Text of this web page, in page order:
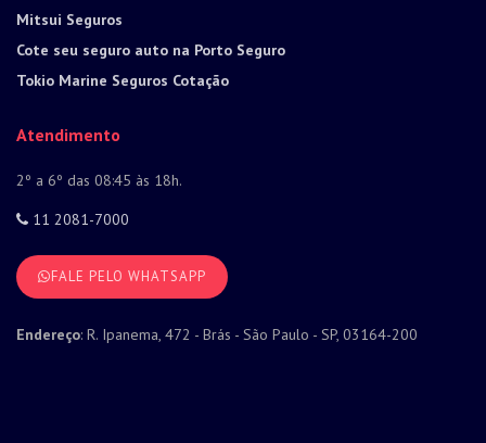
Mitsui Seguros
Cote seu seguro auto na Porto Seguro
Tokio Marine Seguros Cotação
Atendimento
2º a 6º das 08:45 às 18h.
11 2081-7000
FALE PELO WHATSAPP
Endereço: R. Ipanema, 472 - Brás - São Paulo - SP, 03164-200